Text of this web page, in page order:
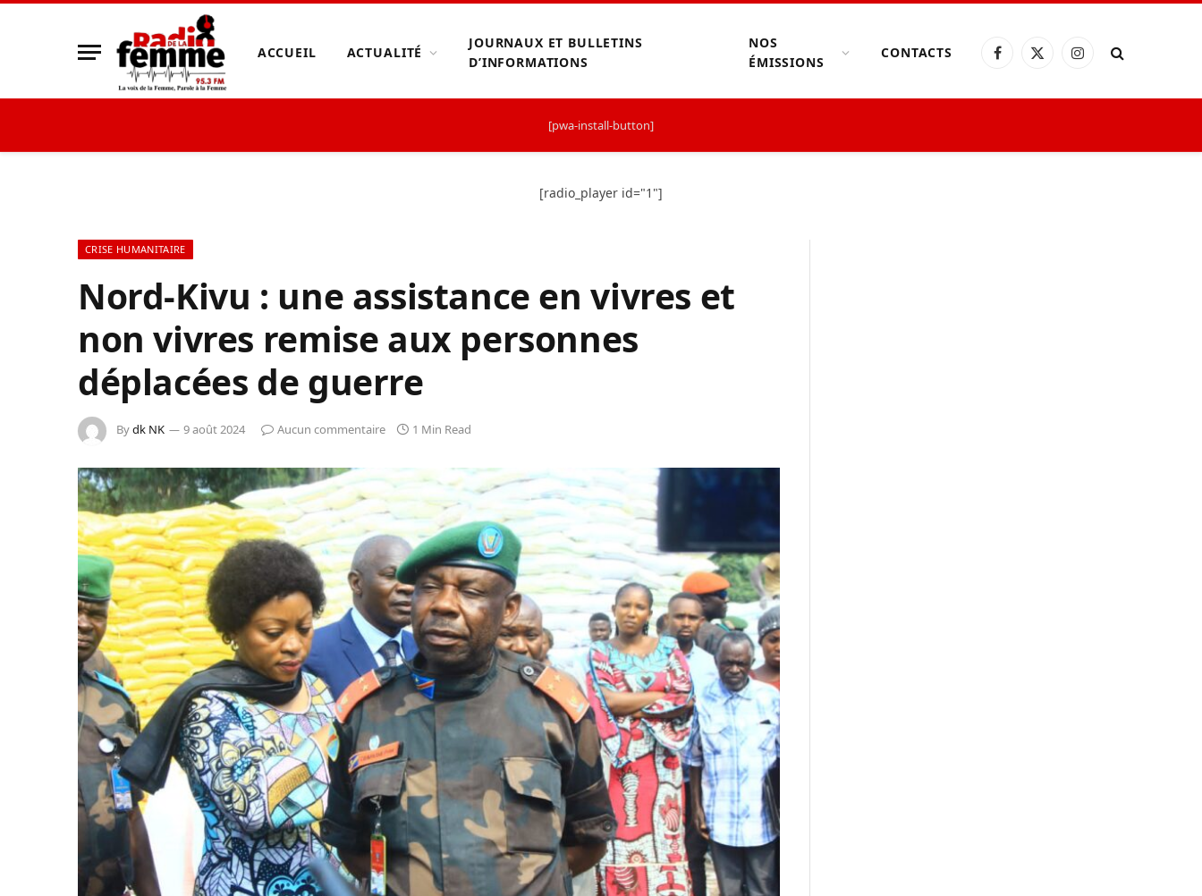
ACCUEIL ACTUALITÉ
JOURNAUX ET BULLETINS
D’INFORMATIONS
NOS
ÉMISSIONS
CONTACTS Facebook
X
Instagram
[pwa-install-button]
[radio_player id="1"]
CRISE HUMANITAIRE
Nord-Kivu : une assistance en vivres et
non vivres remise aux personnes
déplacées de guerre
Bydk NK 9 août 2024 Aucun commentaire 1 Min Read